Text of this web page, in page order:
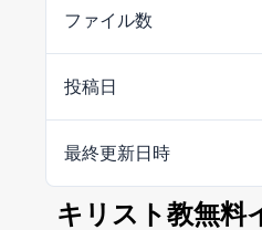
ファイル数
投稿日
最終更新日時
キリスト教無料